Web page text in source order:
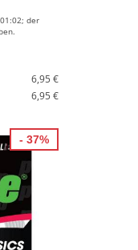
der
6,95 €
6,95 €
- 37%